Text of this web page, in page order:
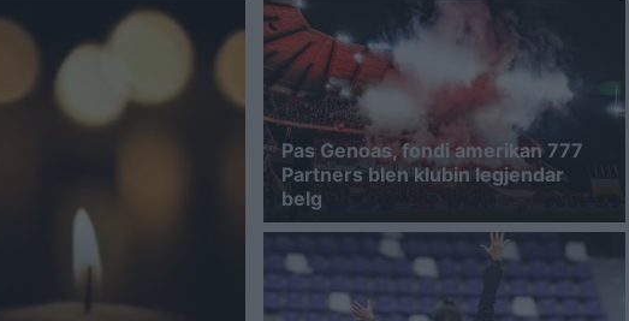
Pas Genoas, fondi amerikan 777
Partners blen klubin legjendar
belg